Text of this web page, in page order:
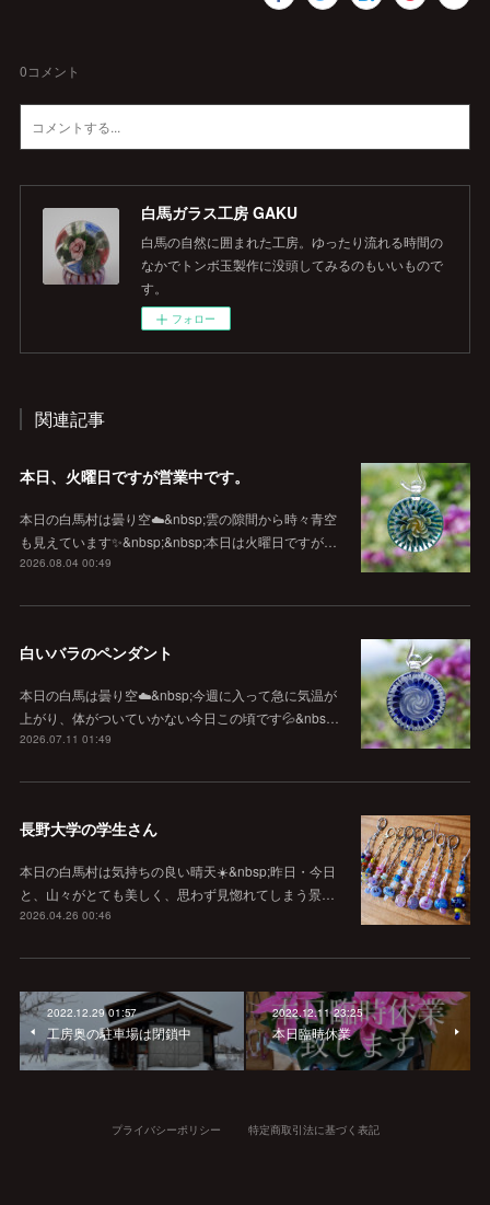
0コメント
白馬ガラス工房 GAKU
白馬の自然に囲まれた工房。ゆったり流れる時間の
なかでトンボ玉製作に没頭してみるのもいいもので
す。
フォロー
関連記事
本日、火曜日ですが営業中です。
本日の白馬村は曇り空☁️&nbsp;雲の隙間から時々青空
も見えています✨&nbsp;&nbsp;本日は火曜日ですが…
2026.08.04 00:49
白いバラのペンダント
本日の白馬は曇り空☁️&nbsp;今週に入って急に気温が
上がり、体がついていかない今日この頃です💦&nbs…
2026.07.11 01:49
長野大学の学生さん
本日の白馬村は気持ちの良い晴天☀️&nbsp;昨日・今日
と、山々がとても美しく、思わず見惚れてしまう景…
2026.04.26 00:46
2022.12.29 01:57
工房奥の駐車場は閉鎖中
2022.12.11 23:25
本日臨時休業
プライバシーポリシー 特定商取引法に基づく表記